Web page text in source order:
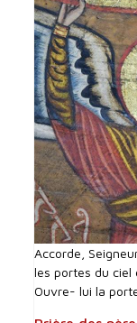
Accorde,
les portes du ciel
Ouvre- lui la porte